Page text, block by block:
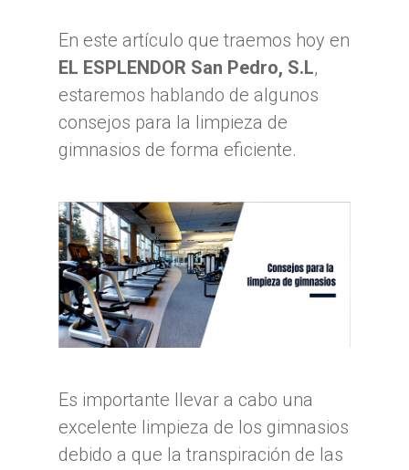
En este artículo que traemos hoy en
EL ESPLENDOR San Pedro, S.L,
estaremos hablando de algunos
consejos para la limpieza de
gimnasios de forma eficiente.
Es importante llevar a cabo una
excelente limpieza de los gimnasios
debido a que la transpiración de las